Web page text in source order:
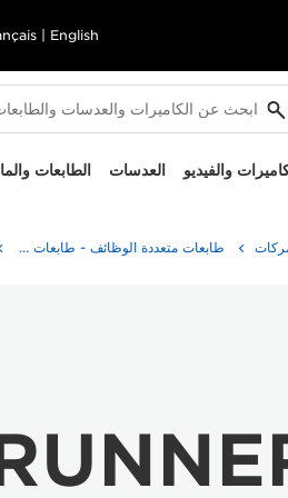
English
والفيديو العدسات الطابعات
طابعات متعددة الوظائف - طابعات شاملة الإمكانات